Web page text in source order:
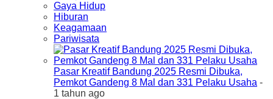
Gaya Hidup
Hiburan
Keagamaan
Pariwisata
Pasar Kreatif Bandung 2025 Resmi Dibuka,
Pemkot Gandeng 8 Mal dan 331 Pelaku Usaha -
1 tahun ago